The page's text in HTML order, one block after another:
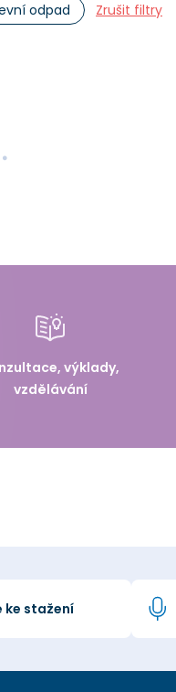
odpad Zrušit filtry
výklady,
vzdělávání
ke stažení